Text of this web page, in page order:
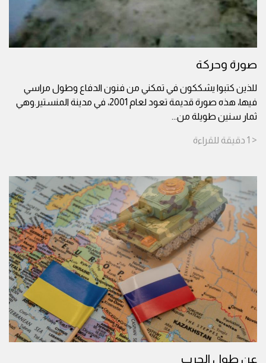
صورة وحركة
للذين كتبوا يشككون في تمكني من فنون الدفاع وطول مراسي
فيها، هذه صورة قديمة تعود لعام 2001، في مدينة المنستير.وهي
ثمار سنين طويلة من...
< 1 دقيقة للقراءة
عن طول الحرب